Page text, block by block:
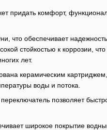
придать комфорт,
что обеспечивает
стойкостью к коррозии, что
лет.
керамическим
воды и потока.
позволяет
широкое покрытие